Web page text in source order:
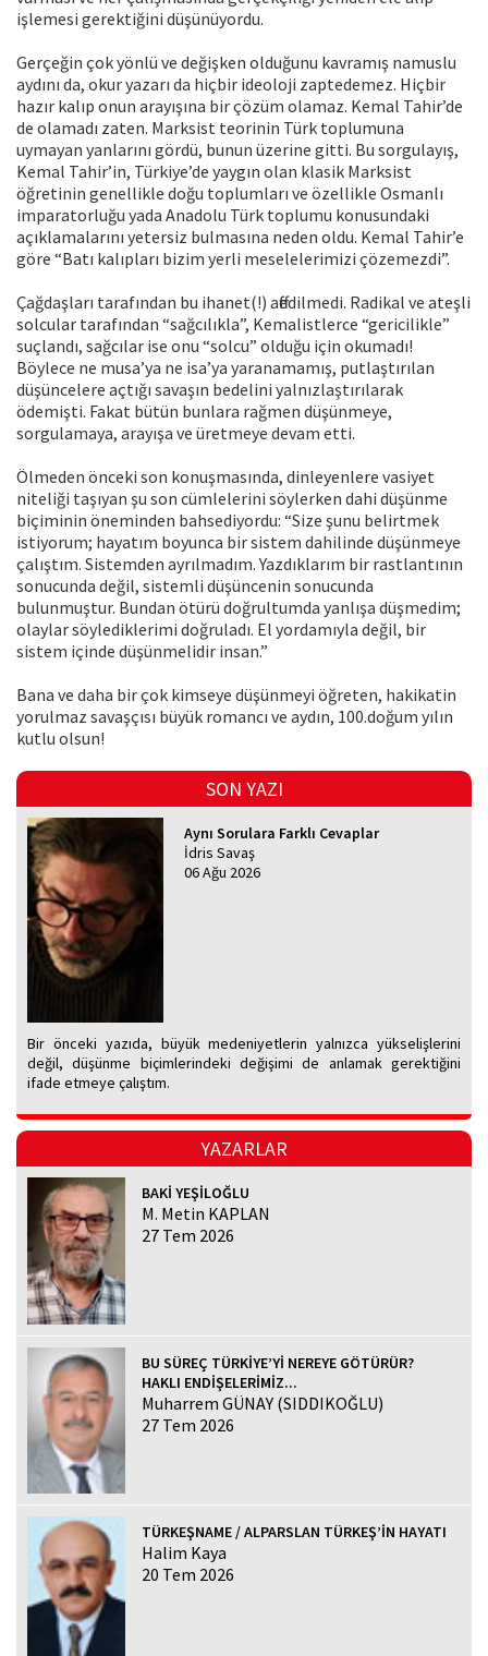
işlemesi gerektiğini düşünüyordu.
Gerçeğin çok yönlü ve değişken olduğunu kavramış namuslu
aydını da, okur yazarı da hiçbir ideoloji zaptedemez. Hiçbir
hazır kalıp onun arayışına bir çözüm olamaz. Kemal Tahir’de
de olamadı zaten. Marksist teorinin Türk toplumuna
uymayan yanlarını gördü, bunun üzerine gitti. Bu sorgulayış,
Kemal Tahir’in, Türkiye’de yaygın olan klasik Marksist
öğretinin genellikle doğu toplumları ve özellikle Osmanlı
imparatorluğu yada Anadolu Türk toplumu konusundaki
açıklamalarını yetersiz bulmasına neden oldu. Kemal Tahir’e
göre “Batı kalıpları bizim yerli meselelerimizi çözemezdi”.
Çağdaşları tarafından bu ihanet(!) affedilmedi. Radikal ve ateşli
solcular tarafından “sağcılıkla”, Kemalistlerce “gericilikle”
suçlandı, sağcılar ise onu “solcu” olduğu için okumadı!
Böylece ne musa’ya ne isa’ya yaranamamış, putlaştırılan
düşüncelere açtığı savaşın bedelini yalnızlaştırılarak
ödemişti. Fakat bütün bunlara rağmen düşünmeye,
sorgulamaya, arayışa ve üretmeye devam etti.
Ölmeden önceki son konuşmasında, dinleyenlere vasiyet
niteliği taşıyan şu son cümlelerini söylerken dahi düşünme
biçiminin öneminden bahsediyordu: “Size şunu belirtmek
istiyorum; hayatım boyunca bir sistem dahilinde düşünmeye
çalıştım. Sistemden ayrılmadım. Yazdıklarım bir rastlantının
sonucunda değil, sistemli düşüncenin sonucunda
bulunmuştur. Bundan ötürü doğrultumda yanlışa düşmedim;
olaylar söylediklerimi doğruladı. El yordamıyla değil, bir
sistem içinde düşünmelidir insan.”
Bana ve daha bir çok kimseye düşünmeyi öğreten, hakikatin
yorulmaz savaşçısı büyük romancı ve aydın, 100.doğum yılın
kutlu olsun!
SON YAZI
Aynı Sorulara Farklı Cevaplar
İdris Savaş
06 Ağu 2026
Bir önceki yazıda, büyük medeniyetlerin yalnızca yükselişlerini
değil, düşünme biçimlerindeki değişimi de anlamak gerektiğini
ifade etmeye çalıştım.
YAZARLAR
BAKİ YEŞİLOĞLU
M. Metin KAPLAN
27 Tem 2026
BU SÜREÇ TÜRKİYE’Yİ NEREYE GÖTÜRÜR?
HAKLI ENDİŞELERİMİZ...
Muharrem GÜNAY (SIDDIKOĞLU)
27 Tem 2026
TÜRKEŞNAME / ALPARSLAN TÜRKEŞ’İN HAYATI
Halim Kaya
20 Tem 2026